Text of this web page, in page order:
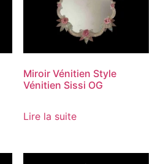
Miroir Vénitien Style
Vénitien Sissi OG
Lire la suite